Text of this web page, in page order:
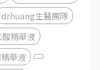
drhuang生醫團隊
精華液
華液